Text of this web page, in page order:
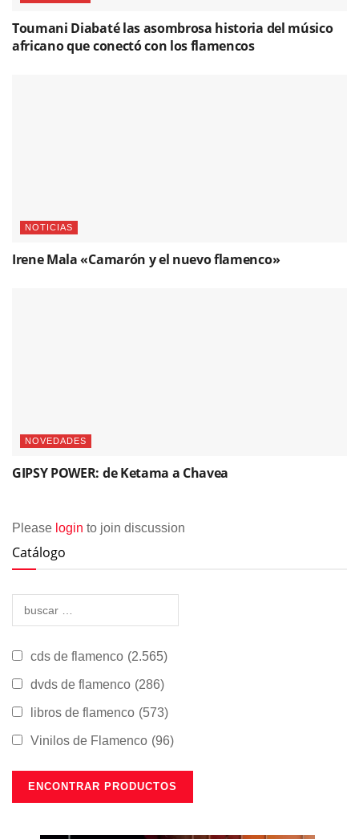
Toumani Diabaté las asombrosa historia del músico
africano que conectó con los flamencos
NOTICIAS
Irene Mala «Camarón y el nuevo flamenco»
NOVEDADES
GIPSY POWER: de Ketama a Chavea
Please login to join discussion
Catálogo
cds de flamenco (2.565)
dvds de flamenco (286)
libros de flamenco (573)
Vinilos de Flamenco (96)